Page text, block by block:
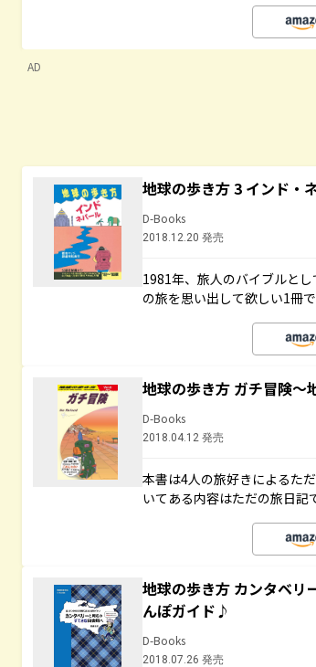
AD
地球の歩き方 3 インド・
D-Books
2018.12.20 発売
1981年、旅人のバイブルと
の旅を思い出して欲しい1冊で
地球の歩き方 ガチ冒険～
D-Books
2018.04.12 発売
本書は4人の旅好きによるた
いてある内容はただの旅日記
地球の歩き方 カンタベリ
んぽガイド♪
D-Books
2018.07.26 発売